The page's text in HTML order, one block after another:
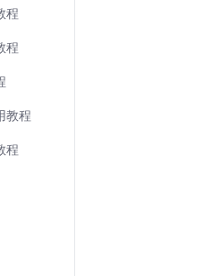
程
程
教程
程